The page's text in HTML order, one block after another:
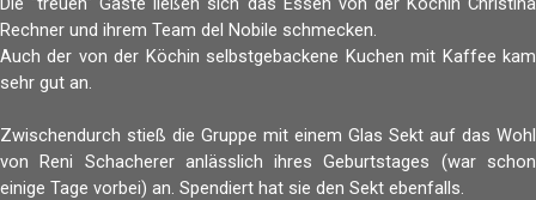
Rechner und ihrem Team del Nobile schmecken.
Auch der von der Köchin selbstgebackene Kuchen mit Kaffee kam
sehr gut an.
Zwischendurch stieß die Gruppe mit einem Glas Sekt auf das Wohl
von Reni Schacherer anlässlich ihres Geburtstages (war schon
einige Tage vorbei) an. Spendiert hat sie den Sekt ebenfalls.